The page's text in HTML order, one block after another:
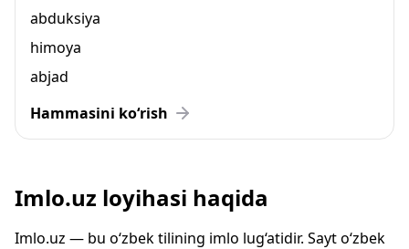
abduksiya
himoya
abjad
Hammasini ko‘rish
Imlo.uz loyihasi haqida
Imlo.uz — bu o‘zbek tilining imlo lug‘atidir. Sayt o‘zbek